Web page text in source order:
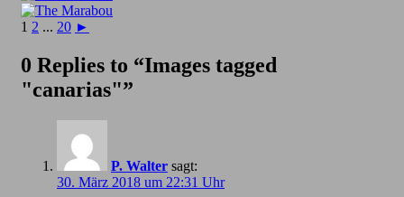
1 2 ... 20 ►
0 Replies to “Images tagged
"canarias"”
P. Walter sagt:
30. März 2018 um 22:31 Uhr